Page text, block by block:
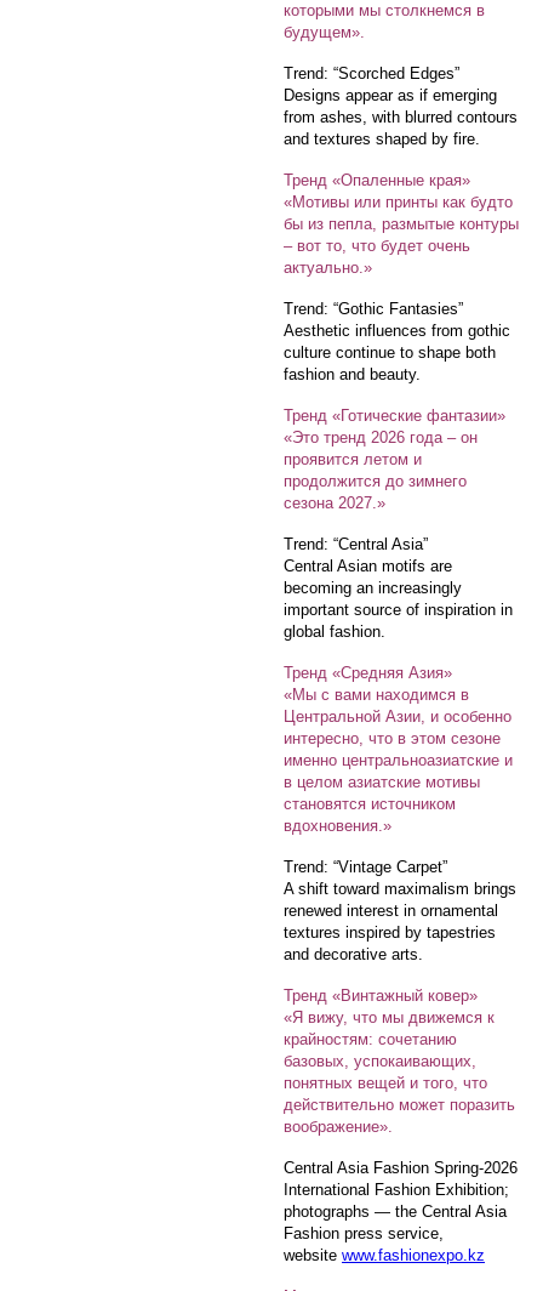
которыми мы столкнемся в
будущем».
Trend: “Scorched Edges”
Designs appear as if emerging
from ashes, with blurred contours
and textures shaped by fire.
Тренд «Опаленные края»
«Мотивы или принты как будто
бы из пепла, размытые контуры
– вот то, что будет очень
актуально.»
Trend: “Gothic Fantasies”
Aesthetic influences from gothic
culture continue to shape both
fashion and beauty.
Тренд «Готические фантазии»
«Это тренд 2026 года – он
проявится летом и
продолжится до зимнего
сезона 2027.»
Trend: “Central Asia”
Central Asian motifs are
becoming an increasingly
important source of inspiration in
global fashion.
Тренд «Средняя Азия»
«Мы с вами находимся в
Центральной Азии, и особенно
интересно, что в этом сезоне
именно центральноазиатские и
в целом азиатские мотивы
становятся источником
вдохновения.»
Trend: “Vintage Carpet”
A shift toward maximalism brings
renewed interest in ornamental
textures inspired by tapestries
and decorative arts.
Тренд «Винтажный ковер»
«Я вижу, что мы движемся к
крайностям: сочетанию
базовых, успокаивающих,
понятных вещей и того, что
действительно может поразить
воображение».
Central Asia Fashion Spring-2026
International Fashion Exhibition;
photographs — the Central Asia
Fashion press service,
website www.fashionexpo.kz